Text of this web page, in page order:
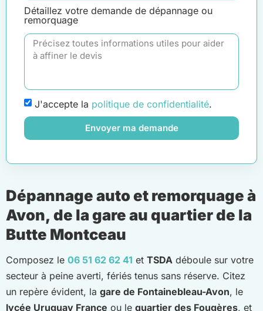
Détaillez votre demande de dépannage ou
remorquage
J'accepte la politique de confidentialité.
Envoyer ma demande
Dépannage auto et remorquage à
Avon, de la gare au quartier de la
Butte Montceau
Composez le 06 51 62 62 41 et TSDA déboule sur votre
secteur à peine averti, fériés tenus sans réserve. Citez
un repère évident, la gare de Fontainebleau-Avon, le
lycée Uruguay France ou le quartier des Fougères, et